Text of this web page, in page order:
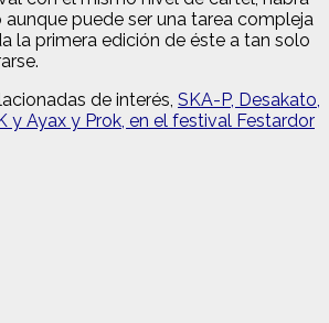
puede ser una tarea compleja
la primera edición de éste a tan solo
de interés, SKA-P, Desakato,
y Ayax y Prok, en el festival Festardor